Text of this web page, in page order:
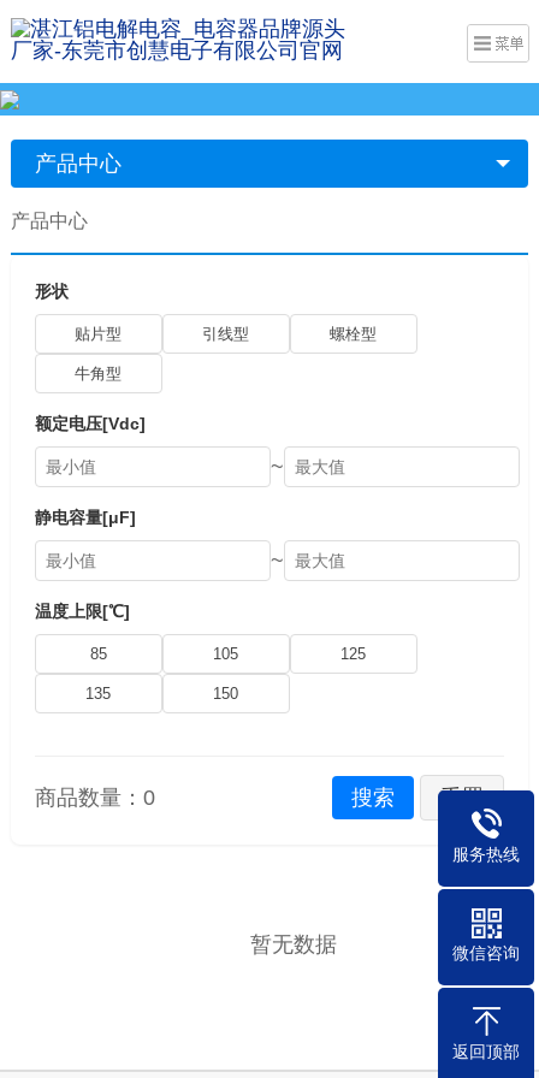
产品中心
产品中心
形状
贴片型 引线型 螺栓型
牛角型
额定电压[Vdc]
~
静电容量[μF]
~
温度上限[℃]
85 105 125
135 150
商品数量： 0 搜索 重置
暂无数据
服务热线
微信咨询
返回顶部